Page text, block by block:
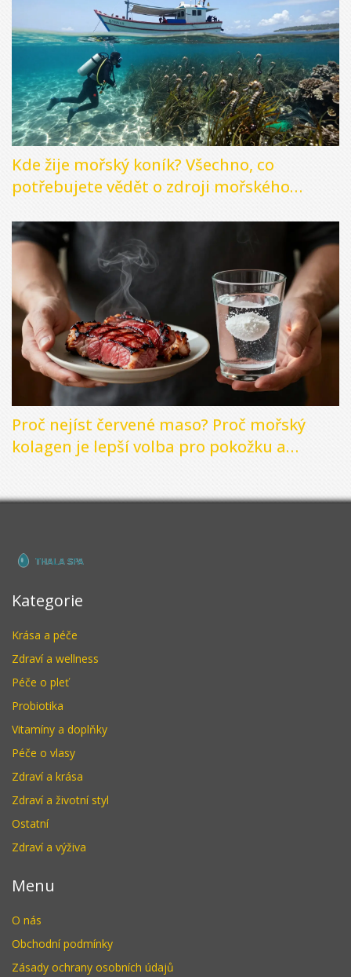
Kde žije mořský koník? Všechno, co
potřebujete vědět o zdroji mořského
Proč nejíst červené maso? Proč mořský
kolagen je lepší volba pro pokožku a
Kategorie
Krása a péče
Zdraví a wellness
Péče o pleť
Probiotika
Vitamíny a doplňky
Péče o vlasy
Zdraví a krása
Zdraví a životní styl
Ostatní
Zdraví a výživa
Menu
O nás
Obchodní podmínky
Zásady ochrany osobních údajů